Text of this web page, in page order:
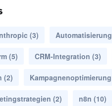
(3) Automatisierung
(5) CRM-Integration (3)
(2) Kampagnenoptimierung
(2) n8n (10)